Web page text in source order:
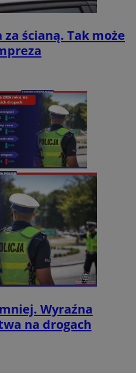
ścianą. Tak może
Wyraźna
na drogach